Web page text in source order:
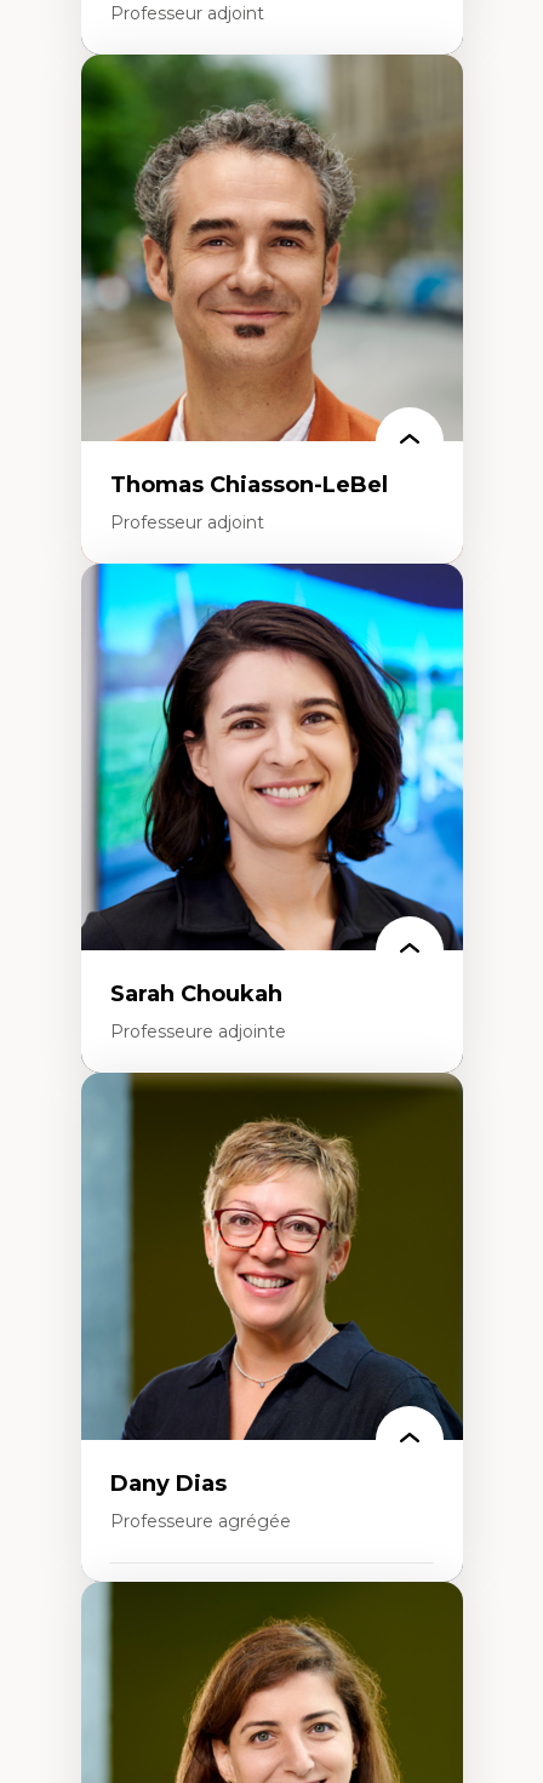
Professeur adjoint
Économie circulaire
Modèles d’affaires durables
Histoire des faits économiques
Gestion durable des ressources naturelles
Écologie industrielle
Aménagement durable du territoire
Développement régional
Coopératives
Télétravail en milieu rural francophone
Transition socio-écologique
Thomas Chiasson-LeBel
Professeur adjoint
Expertises
Théories du développement
Économie politique comparée
Élites économiques
Sociologie économique
Extractivisme
Classes sociales
Mouvements sociaux
Théories de l’État
Sarah Choukah
Professeure adjointe
Démocratisation des nouvelles
technologies et biotechnologies
Données ouvertes
Bioart, programmation et électronique
Histoire sociale et culturelle des
technologies numériques
Résistances et droits numériques
Internet des objets
Problématiques relatives à l’intelligence
artificielle, l’apprentissage machine et les
hautes technologies
Féminismes et nouvelles technologies
Dany Dias
Professeure agrégée
Pédagogies critiques et justice sociale
Éthique relationnelle et sollicitude en
Décolonisation et autochtonisation de la
formation à l’enseignement
Littératie et didactique du français
Éducation inclusive
Formation à l’enseignement en contexte